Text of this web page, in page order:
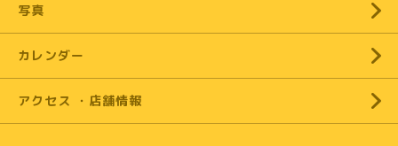
写真
カレンダー
アクセス ・店舗情報